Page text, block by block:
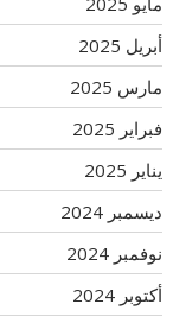
أبريل 2025
مارس 2025
فبراير 2025
يناير 2025
ديسمبر 2024
نوفمبر 2024
أكتوبر 2024